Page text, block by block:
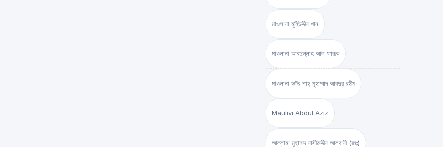
মাওলানা মুহিউদ্দীন খান
মাওলানা আবদুল্লাহ আল ফারূক
মাওলানা ডক্টর শাহ্‌ মুহাম্মাদ আবদুর রহীম
Maulivi Abdul Aziz
আল্লামা মুহাম্মদ নাসীরুদ্দীন আলবানী (রহঃ)